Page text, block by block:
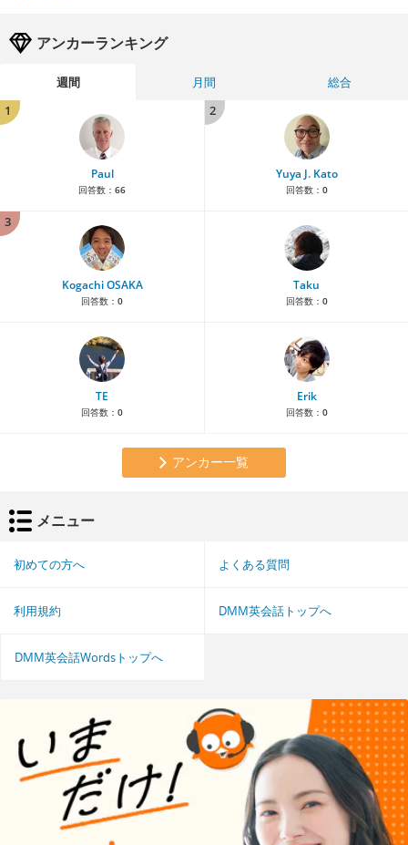
アンカーランキング
週間 月間
総合
1
Paul
回答数： 66
2
Yuya J. Kato
回答数： 0
3
Kogachi OSAKA
回答数： 0
Taku
回答数： 0
TE
回答数： 0
Erik
回答数： 0
アンカー一覧
メニュー
初めての方へ よくある質問
利用規約 DMM英会話トップへ
DMM英会話Wordsトップへ